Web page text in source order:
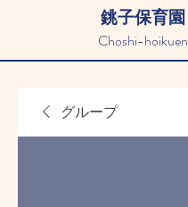
銚子保育園
Choshi-hoikuen
グループ